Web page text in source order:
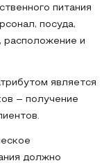
питания
посуда,
расположение и
является
– получение
должно